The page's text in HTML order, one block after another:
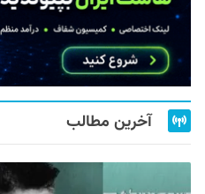
آخرین مطالب